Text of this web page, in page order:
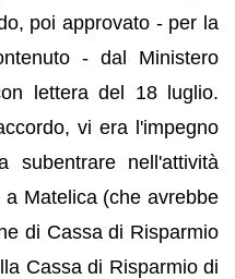
poi approvato - per la
- dal Ministero
lettera del 18 luglio.
vi era l'impegno
subentrare nell'attività
Matelica (che avrebbe
di Cassa di Risparmio
Cassa di Risparmio di